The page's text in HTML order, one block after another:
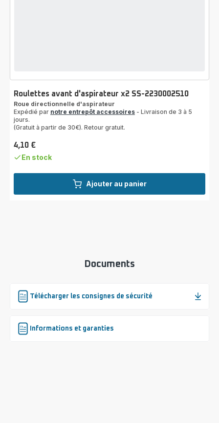
Ajouter au panier
Roulettes avant d'aspirateur x2 SS-2230002510
Roue directionnelle d'aspirateur
Expédié par notre entrepôt accessoires - Livraison de 3 à 5
jours.
(Gratuit à partir de 30€). Retour gratuit.
Prix
4,10 €
En stock
Documents
Télécharger les consignes de sécurité
Informations et garanties